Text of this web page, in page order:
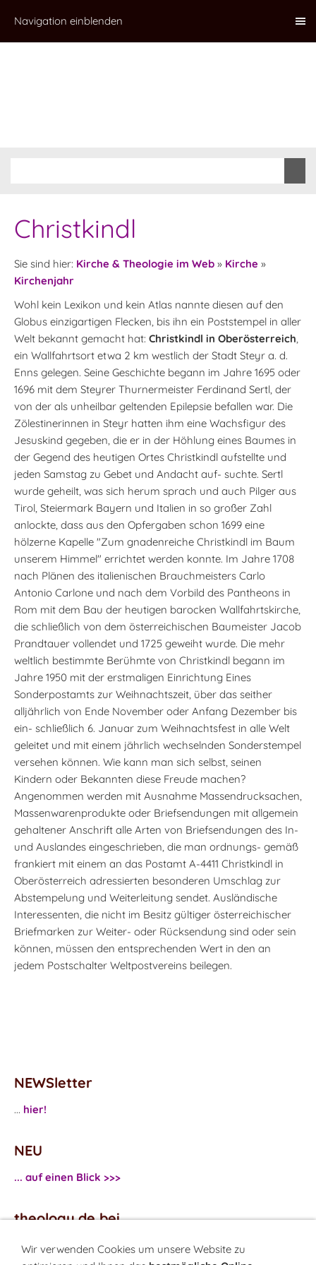
Navigation einblenden
Christkindl
Sie sind hier: Kirche & Theologie im Web » Kirche »
Kirchenjahr
Wohl kein Lexikon und kein Atlas nannte diesen auf den
Globus einzigartigen Flecken, bis ihn ein Poststempel in aller
Welt bekannt gemacht hat: Christkindl in Oberösterreich,
ein Wallfahrtsort etwa 2 km westlich der Stadt Steyr a. d.
Enns gelegen. Seine Geschichte begann im Jahre 1695 oder
1696 mit dem Steyrer Thurnermeister Ferdinand Sertl, der
von der als unheilbar geltenden Epilepsie befallen war. Die
Zölestinerinnen in Steyr hatten ihm eine Wachsfigur des
Jesuskind gegeben, die er in der Höhlung eines Baumes in
der Gegend des heutigen Ortes Christkindl aufstellte und
jeden Samstag zu Gebet und Andacht auf- suchte. Sertl
wurde geheilt, was sich herum sprach und auch Pilger aus
Tirol, Steiermark Bayern und Italien in so großer Zahl
anlockte, dass aus den Opfergaben schon 1699 eine
hölzerne Kapelle "Zum gnadenreiche Christkindl im Baum
unserem Himmel" errichtet werden konnte. Im Jahre 1708
nach Plänen des italienischen Brauchmeisters Carlo
Antonio Carlone und nach dem Vorbild des Pantheons in
Rom mit dem Bau der heutigen barocken Wallfahrtskirche,
die schließlich von dem österreichischen Baumeister Jacob
Prandtauer vollendet und 1725 geweiht wurde. Die mehr
weltlich bestimmte Berühmte von Christkindl begann im
Jahre 1950 mit der erstmaligen Einrichtung Eines
Sonderpostamts zur Weihnachtszeit, über das seither
alljährlich von Ende November oder Anfang Dezember bis
ein- schließlich 6. Januar zum Weihnachtsfest in alle Welt
geleitet und mit einem jährlich wechselnden Sonderstempel
versehen können. Wie kann man sich selbst, seinen
Kindern oder Bekannten diese Freude machen?
Angenommen werden mit Ausnahme Massendrucksachen,
Massenwarenprodukte oder Briefsendungen mit allgemein
gehaltener Anschrift alle Arten von Briefsendungen des In-
und Auslandes eingeschrieben, die man ordnungs- gemäß
frankiert mit einem an das Postamt A-4411 Christkindl in
Oberösterreich adressierten besonderen Umschlag zur
Abstempelung und Weiterleitung sendet. Ausländische
Interessenten, die nicht im Besitz gültiger österreichischer
Briefmarken zur Weiter- oder Rücksendung sind oder sein
können, müssen den entsprechenden Wert in den an
jedem Postschalter Weltpostvereins beilegen.
NEWSletter
... hier!
NEU
... auf einen Blick >>>
theology.de bei
...Facebook
...Twitter
Wir verwenden Cookies um unsere Website zu